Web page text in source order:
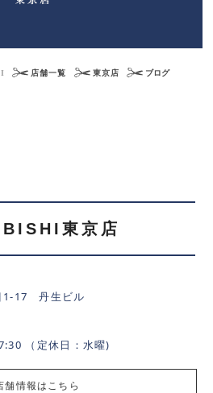
店舗一覧 東京店 ブログ
東京店
1-17 丹生ビル
（定休日：水曜)
舗情報はこちら